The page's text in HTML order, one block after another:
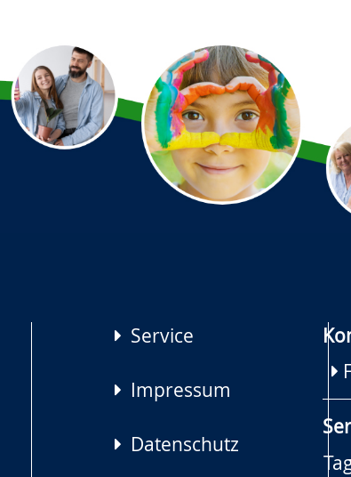
Service
Impressum
Datenschutz